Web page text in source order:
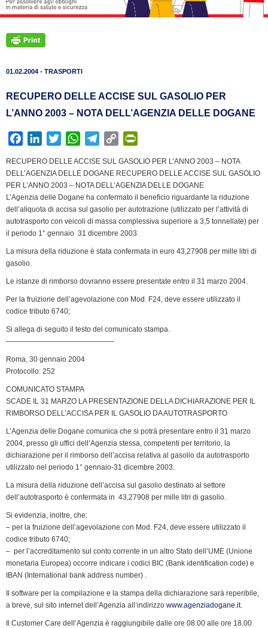
01.02.2004 - TRASPORTI
RECUPERO DELLE ACCISE SUL GASOLIO PER
L’ANNO 2003 – NOTA DELL’AGENZIA DELLE DOGANE
c
e
b
o
o
k
n
k
e
d
I
i
t
t
e
r
W
a
t
s
A
p
p
l
e
g
r
a
m
C
p
y
L
i
n
k
i
n
F
r
i
e
d
l
RECUPERO DELLE ACCISE SUL GASOLIO PER L’ANNO 2003 – NOTA
DELL’AGENZIA DELLE DOGANE RECUPERO DELLE ACCISE SUL GASOLIO
PER L’ANNO 2003 – NOTA DELL’AGENZIA DELLE DOGANE
L’Agenzia delle Dogane ha confermato il beneficio riguardante la riduzione
dell’aliquota di accisa sul gasolio per autotrazione (utilizzato per l’attività di
autotrasporto con veicoli di massa complessiva superiore a 3,5 tonnellate) per
il periodo 1° gennaio  31 dicembre 2003.
La misura della riduzione è stata confermata in euro 43,27908 per mille litri di
gasolio.
Le istanze di rimborso dovranno essere presentate entro il 31 marzo 2004.
Per la fruizione dell’agevolazione con Mod. F24, deve essere utilizzato il
codice tributo 6740;
Si allega di seguito il testo del comunicato stampa.
———————————————
Roma, 30 gennaio 2004
Protocollo: 252
COMUNICATO STAMPA
SCADE IL 31 MARZO LA PRESENTAZIONE DELLA DICHIARAZIONE PER IL
RIMBORSO DELL’ACCISA PER IL GASOLIO DA AUTOTRASPORTO
L’Agenzia delle Dogane comunica che si potrà presentare entro il 31 marzo
2004, presso gli uffici dell’Agenzia stessa, competenti per territorio, la
dichiarazione per il rimborso dell’accisa relativa al gasolio da autotrasporto
utilizzato nel periodo 1° gennaio-31 dicembre 2003.
La misura della riduzione dell’accisa sul gasolio destinato al settore
dell’autotrasporto è confermata in  43,27908 per mille litri di gasolio.
Si evidenzia, inoltre, che:
– per la fruizione dell’agevolazione con Mod. F24, deve essere utilizzato il
codice tributo 6740;
– per l’accreditamento sul conto corrente in un altro Stato dell’UME (Unione
monetaria Europea) occorre indicare i codici BIC (Bank identification code) e
IBAN (International bank address number) .
Il software per la compilazione e la stampa della dichiarazione sarà reperibile,
a breve, sul sito internet dell’Agenzia all’indirizzo www.agenziadogane.it.
Il Customer Care dell’Agenzia è raggiungibile dalle ore 08.00 alle ore 18.00